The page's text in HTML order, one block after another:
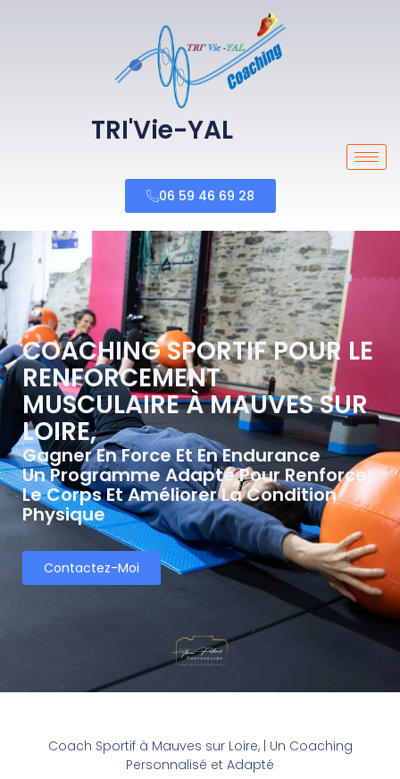
TRI'Vie-YAL
06 59 46 69 28
COACHING SPORTIF POUR LE
RENFORCEMENT
MUSCULAIRE À MAUVES SUR
LOIRE,
Gagner En Force Et En Endurance
Un Programme Adapté Pour Renforcer
Le Corps Et Améliorer La Condition
Physique
Contactez-Moi
Coach Sportif à Mauves sur Loire, | Un Coaching
Personnalisé et Adapté